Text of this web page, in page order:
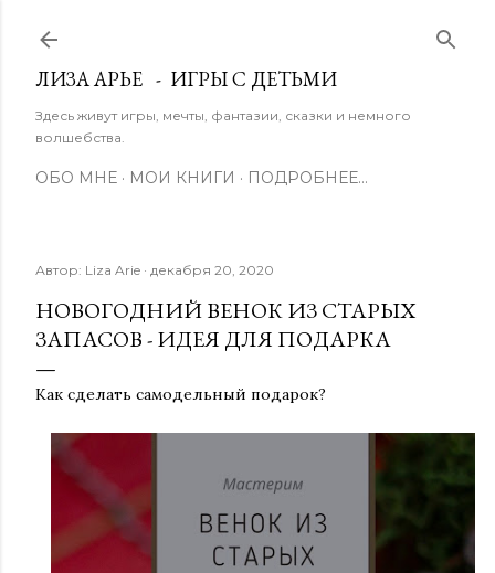
ЛИЗА АРЬЕ - ИГРЫ С ДЕТЬМИ
Здесь живут игры, мечты, фантазии, сказки и немного
волшебства.
ОБО МНЕ МОИ КНИГИ ПОДРОБНЕЕ…
Автор: Liza Arie декабря 20, 2020
НОВОГОДНИЙ ВЕНОК ИЗ СТАРЫХ
ЗАПАСОВ - ИДЕЯ ДЛЯ ПОДАРКА
Как сделать самодельный подарок?